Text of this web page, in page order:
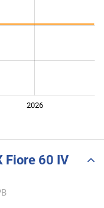
2026
Fiore 60 IV